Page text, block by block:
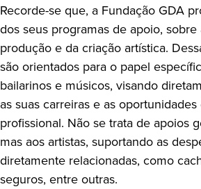
Recorde-se que, a Fundação GDA
dos seus programas de apoio,
produção e da criação artística.
são orientados para o papel
bailarinos e músicos, visando
as suas carreiras e as
profissional. Não se trata de apoios
mas aos artistas, suportando as
diretamente relacionadas, como
seguros, entre outras.